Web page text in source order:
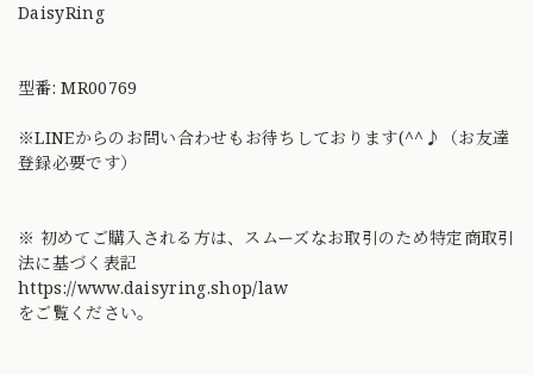
DaisyRing
型番: MR00769
※LINEからのお問い合わせもお待ちしております(^^♪（お友達
登録必要です）
※ 初めてご購入される方は、スムーズなお取引のため特定商取引
法に基づく表記
https://www.daisyring.shop/law
をご覧ください。